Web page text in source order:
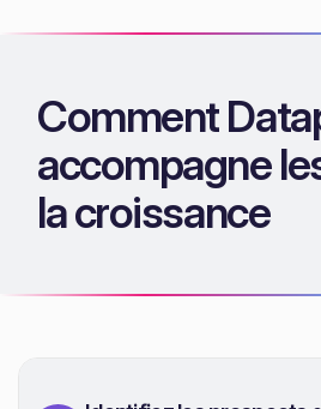
Comment
accompagne
la croissance